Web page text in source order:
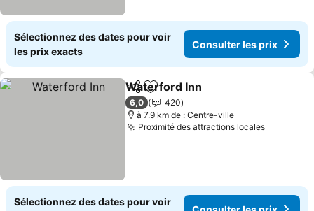
Sélectionnez des dates pour voir
les prix exacts
Consulter les prix
PartagerAjouter à mes favoris
Waterford Inn
6,0
420
à 7.9 km de : Centre-ville
Proximité des attractions locales
Sélectionnez des dates pour voir